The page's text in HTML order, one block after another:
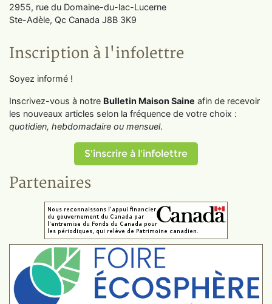
2955, rue du Domaine-du-lac-Lucerne
Ste-Adèle, Qc Canada J8B 3K9
Inscription à l'infolettre
Soyez informé !
Inscrivez-vous à notre Bulletin Maison Saine afin de recevoir
les nouveaux articles selon la fréquence de votre choix :
quotidien, hebdomadaire ou mensuel.
S'inscrire à l'infolettre
Partenaires